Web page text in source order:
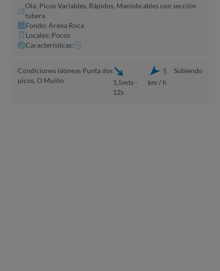
Ola: Picos Variables, Rápidos, Maniobrables con sección
tubera
Fondo: Arena Roca
Locales: Pocos
Características:
Condiciones idóneas Punta dos
picos, O Muíño
1,5mts -
12s
5
km / h
Subiendo